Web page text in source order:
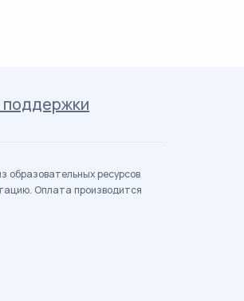
образовательных ресурсов
Оплата производится